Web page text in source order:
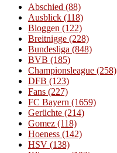
Abschied (88)
Ausblick (118)
Bloggen (122)
Breitnigge (228)
Bundesliga (848)
BVB (185)
Championsleague (258)
DFB (123)
Fans (227)
FC Bayern (1659)
Gerüchte (214)
Gomez (118)
Hoeness (142)
HSV (138)